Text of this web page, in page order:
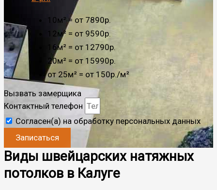
10м² = от 7890р.
12м² = от 9590р.
16м² = от 12790р.
20м² = от 15990р.
от 25м² = от 150р./м²
Вызвать замерщика
Контактный телефон
Согласен(а) на обработку персональных данных
Записаться
Виды швейцарских натяжных
потолков в Калуге